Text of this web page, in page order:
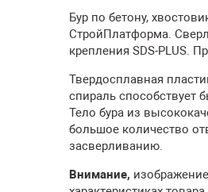
Бур по бетону,
СтройПлатформа.
крепления SDS-PLUS.
Твердосплавная
спираль способствует
Тело бура из
большое количество
засверливанию.
Внимание,